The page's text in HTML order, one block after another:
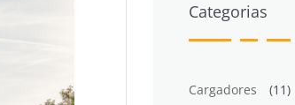
Categorias
Cargadores
(11)